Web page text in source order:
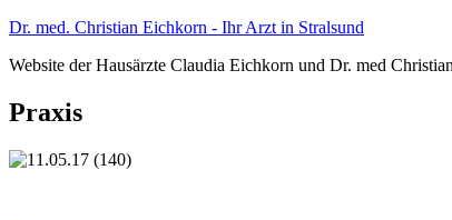
Zum
springen
Dr. med. Christian Eichkorn - Ihr Arzt in Stralsund
Website der Hausärzte Claudia Eichkorn und Dr. med
Praxis